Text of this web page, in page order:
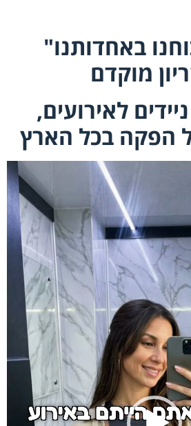
באחדותנו"
מוקדם
לאירועים,
הפקה בכל הארץ